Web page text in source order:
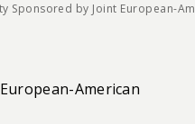
Sponsored by Joint European-
American